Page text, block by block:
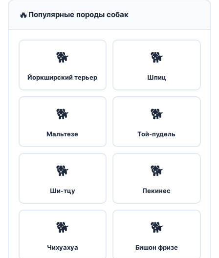
🔥 Популярные породы собак
🐕
Йоркширский терьер
🐕
Шпиц
🐕
Мальтезе
🐕
Той-пудель
🐕
Ши-тцу
🐕
Пекинес
🐕
Чихуахуа
🐕
Бишон фризе